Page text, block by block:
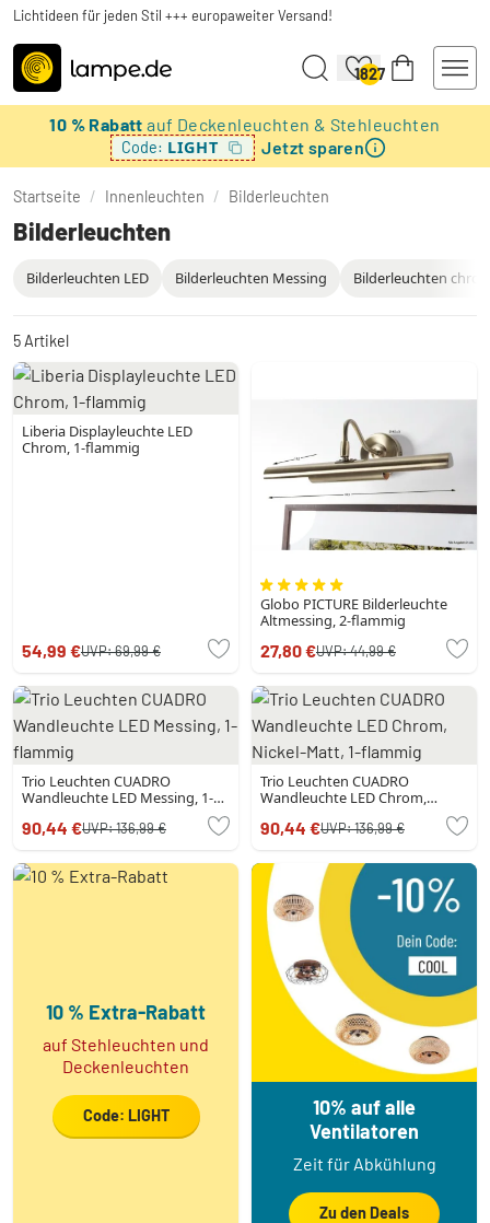
Lichtideen für jeden Stil +++ europaweiter Versand!
1827
10 % Rabattauf Deckenleuchten & Stehleuchten
Code: LIGHT Jetzt sparen
Startseite / Innenleuchten / Bilderleuchten
Bilderleuchten
Bilderleuchten LED Bilderleuchten Messing Bilderleuchten
5 Artikel
Liberia Displayleuchte LED
Chrom, 1-flammig
54,99 €UVP:69,99 €
Globo PICTURE Bilderleuchte
Altmessing, 2-flammig
27,80 €UVP:44,99 €
Trio Leuchten CUADRO
Wandleuchte LED Messing, 1-
90,44 €UVP:136,99 €
Trio Leuchten CUADRO
Wandleuchte LED Chrom,
90,44 €UVP:136,99 €
10 % Extra-Rabatt
auf Stehleuchten und
Deckenleuchten
Code: LIGHT
10% auf alle
Ventilatoren
Zeit für Abkühlung
Zu den Deals